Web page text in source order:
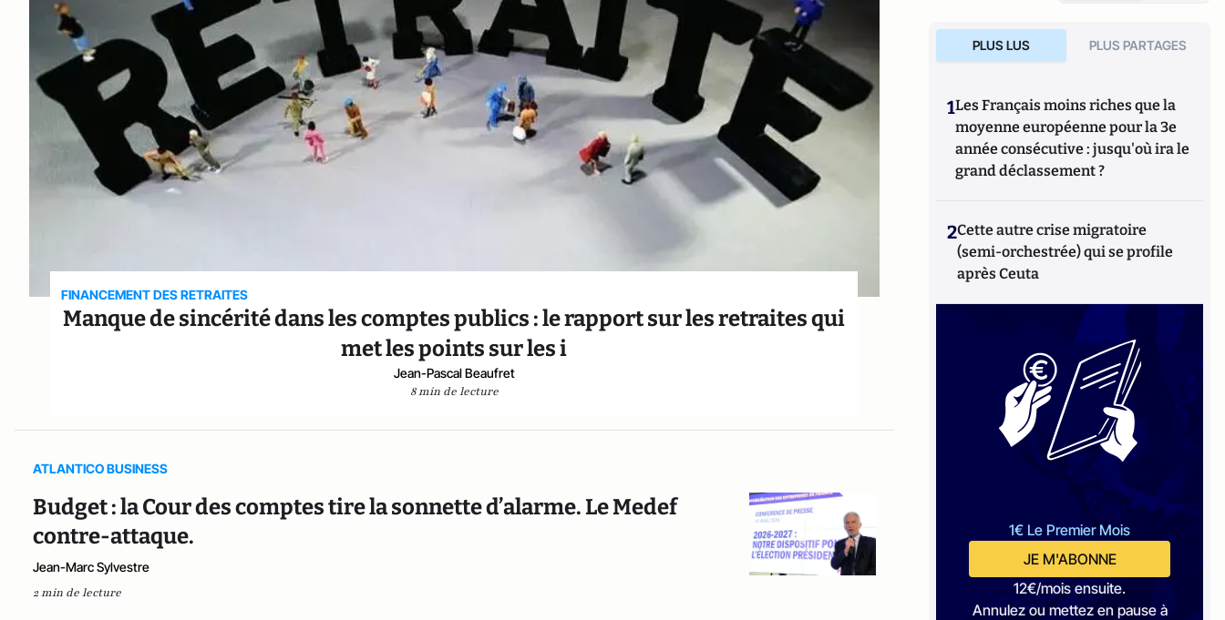
FINANCEMENT DES RETRAITES
Manque de sincérité dans les comptes publics : le rapport sur les retraites qui
met les points sur les i
Jean-Pascal Beaufret
8 min de lecture
ATLANTICO BUSINESS
Budget : la Cour des comptes tire la sonnette d’alarme. Le Medef
contre-attaque.
Jean-Marc Sylvestre
2 min de lecture
PLUS LUS PLUS PARTAGES
1Les Français moins riches que la
moyenne européenne pour la 3e
année consécutive : jusqu'où ira le
grand déclassement ?
2Cette autre crise migratoire
(semi-orchestrée) qui se profile
après Ceuta
1€ Le Premier Mois
JE M'ABONNE
12€/mois ensuite.
Annulez ou mettez en pause à